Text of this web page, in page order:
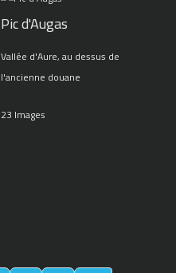
Pic d'Augas
Vallée d'Aure, au dessus de
l'ancienne douane
23 Images